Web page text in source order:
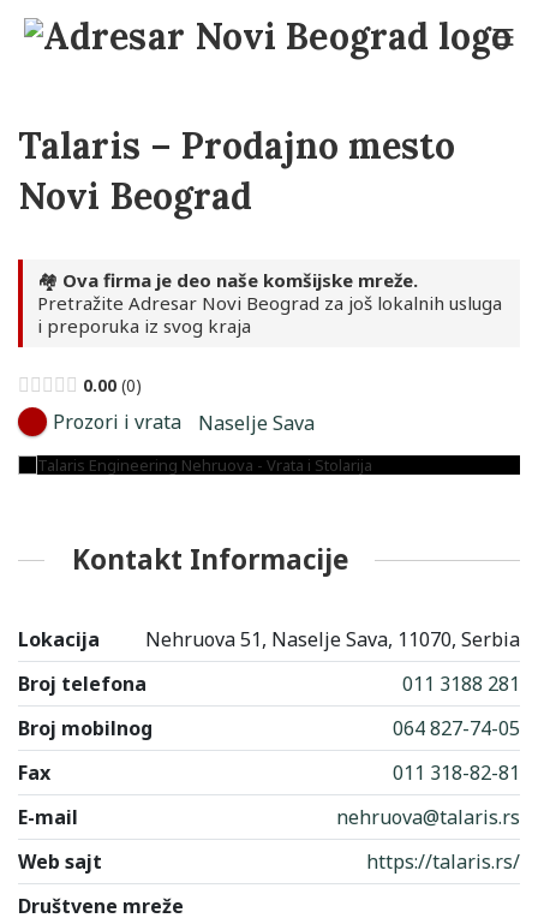
Talaris – Prodajno mesto
Novi Beograd
🏘️ Ova firma je deo naše komšijske mreže.
Pretražite Adresar Novi Beograd za još lokalnih usluga
i preporuka iz svog kraja
0.00 0
Prozori i vrata Naselje Sava
Kontakt Informacije
Lokacija
Nehruova 51, Naselje Sava, 11070, Serbia
Broj telefona
011 3188 281
Broj mobilnog
064 827-74-05
Fax
011 318-82-81
E-mail
nehruova@talaris.rs
Web sajt
https://talaris.rs/
Društvene mreže